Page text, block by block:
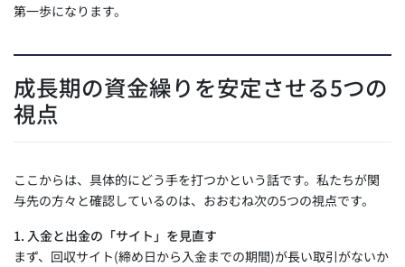
第一歩になります。
成長期の資金繰りを安定させる5つの
視点
ここからは、具体的にどう手を打つかという話です。私たちが関
与先の方々と確認しているのは、おおむね次の5つの視点です。
1. 入金と出金の「サイト」を見直す
まず、回収サイト(締め日から入金までの期間)が長い取引がないか